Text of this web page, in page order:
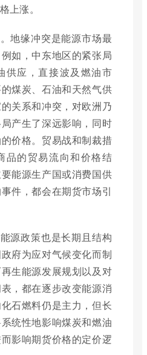
上涨。
地缘冲突是能源市场最
如，中东地区的紧张局
供应，直接波及燃油市
煤炭、石油和天然气供
关系和冲突，对欧洲乃
产生了深远影响，同时
价格。贸易战和制裁措
品的贸易流向和价格结
能源生产国或消费国供
件，都会在期货市场引
源政策也是长期且结构
府为应对气候变化而制
生能源发展规划以及对
，都在逐步改变能源消
石燃料仍是主力，但长
统性地影响煤炭和燃油
影响期货价格的定价逻